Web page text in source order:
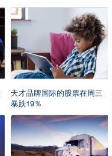
天才品牌国际的股票在周三
暴跌19％